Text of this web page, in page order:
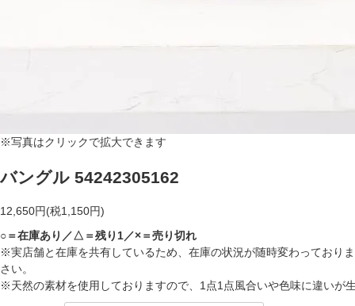
※写真はクリックで拡大できます
バングル 54242305162
12,650円(税1,150円)
○＝在庫あり／△＝残り1／×＝売り切れ
※実店舗と在庫を共有しているため、在庫の状況が随時変わっており
さい。
※天然の素材を使用しておりますので、1点1点風合いや色味に違いが